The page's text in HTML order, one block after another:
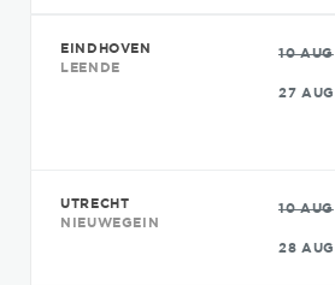
EINDHOVEN
LEENDE
10 AUG
27 AUG
UTRECHT
NIEUWEGEIN
10 AUG
28 AUG